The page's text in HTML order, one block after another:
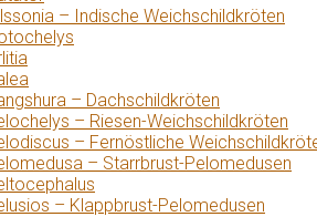
– Indische Weichschildkröten
– Dachschildkröten
– Riesen-Weichschildkröten
– Fernöstliche
– Starrbrust-Pelomedusen
– Klappbrust-Pelomedusen